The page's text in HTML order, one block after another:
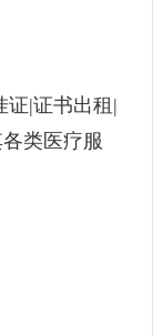
证|证书出租|
类医疗服